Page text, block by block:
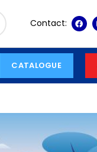
Contact:
CATALOGUE